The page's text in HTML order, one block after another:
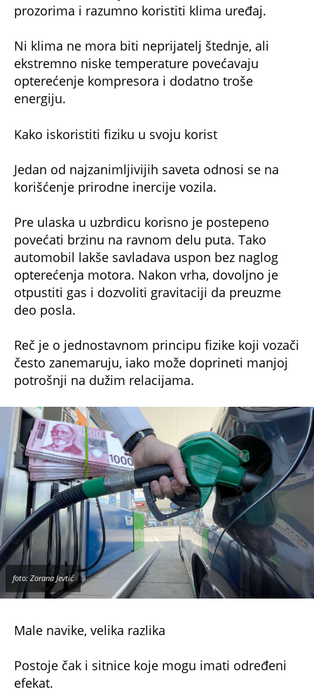
prozorima i razumno koristiti klima uređaj.
Ni klima ne mora biti neprijatelj štednje, ali
ekstremno niske temperature povećavaju
opterećenje kompresora i dodatno troše
energiju.
Kako iskoristiti fiziku u svoju korist
Jedan od najzanimljivijih saveta odnosi se na
korišćenje prirodne inercije vozila.
Pre ulaska u uzbrdicu korisno je postepeno
povećati brzinu na ravnom delu puta. Tako
automobil lakše savladava uspon bez naglog
opterećenja motora. Nakon vrha, dovoljno je
otpustiti gas i dozvoliti gravitaciji da preuzme
deo posla.
Reč je o jednostavnom principu fizike koji vozači
često zanemaruju, iako može doprineti manjoj
potrošnji na dužim relacijama.
foto: Zorana Jevtić
Male navike, velika razlika
Postoje čak i sitnice koje mogu imati određeni
efekat.